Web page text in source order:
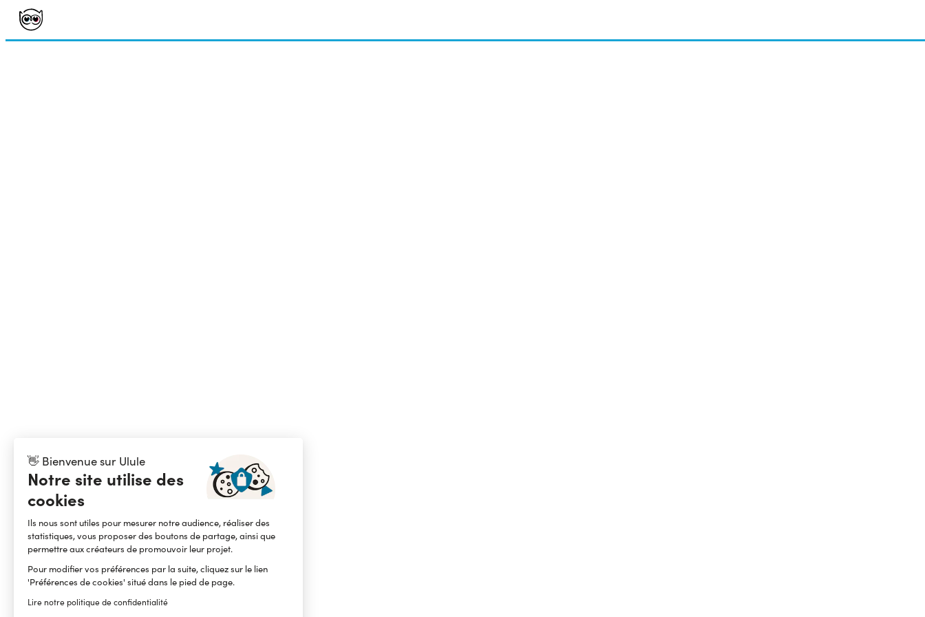
👋 Bienvenue sur Ulule
Notre site utilise des
cookies
Ils nous sont utiles pour mesurer notre audience, réaliser des
statistiques, vous proposer des boutons de partage, ainsi que
permettre aux créateurs de promouvoir leur projet.
Pour modifier vos préférences par la suite, cliquez sur le lien
'Préférences de cookies' situé dans le pied de page.
Lire notre politique de confidentialité